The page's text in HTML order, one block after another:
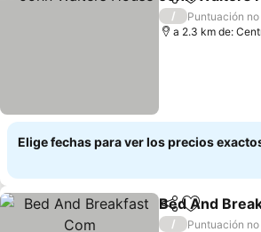
CompartirAgregar a
/
Puntuación
a 2.3 km de:
Elige fechas para ver los precios
CompartirAgregar
Bed And
/
Puntuación